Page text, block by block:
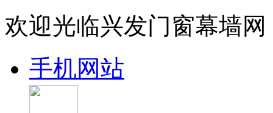
欢迎光临兴发门窗幕墙网
手机网站